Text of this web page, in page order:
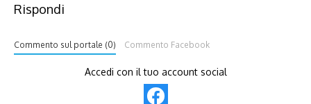
Rispondi
Commento sul portale (0) Commento Facebook
Accedi con il tuo account social